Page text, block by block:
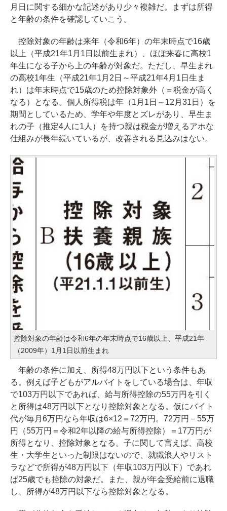
月日に関する細かな記述があり少々複雑だ。まずは所得
と年齢の条件を確認していこう。
控除対象の年齢は来年（令和6年）の年末時点で16歳
以上（平成21年1月1日以前生まれ）、ほぼ来春に高校1
年生になる子から上の年齢が対象だ。ただし、早生まれ
の高校1年生（平成21年1月2日～平成21年4月1日生ま
れ）は年末時点で15歳のため控除対象外（＝税金が高く
なる）となる。個人所得税は年（1月1日～12月31日）を
期間としているため、学年や年度とズレがあり、早生ま
れの子（推定4人に1人）を持つ親は税金が増えるアホな
仕組みが長年続いているが、改善される見込みはない。
控除対象の年齢は令和6年の年末時点で16歳以上、平成21年
（2009年）1月1日以前生まれ
年齢の条件に加え、所得48万円以下という条件もあ
る。例えば子どもがアルバイトをしている場合は、年収
で103万円以下であれば、給与所得控除の55万円を引く
と所得は48万円以下となり控除対象となる。仮にバイト
代が毎月6万円なら年収は6×12＝72万円。72万円－55万
円（55万円＝令和2年以降の給与所得控除）＝17万円が
所得となり、控除対象となる。子に関して言えば、高校
生・大学生といった制限はないので、就職浪人やリスト
ラなどで所得が48万円以下（年収103万円以下）であれ
ば25歳でも控除の対象だ。また、親が年金受給前に退職
し、所得が48万円以下なら控除対象となる。